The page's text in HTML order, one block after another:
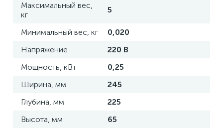
Максимальный вес,
кг
5
Минимальный вес, кг
0,020
Напряжение
220 В
Мощность, кВт
0,25
Ширина, мм
245
Глубина, мм
225
Высота, мм
65